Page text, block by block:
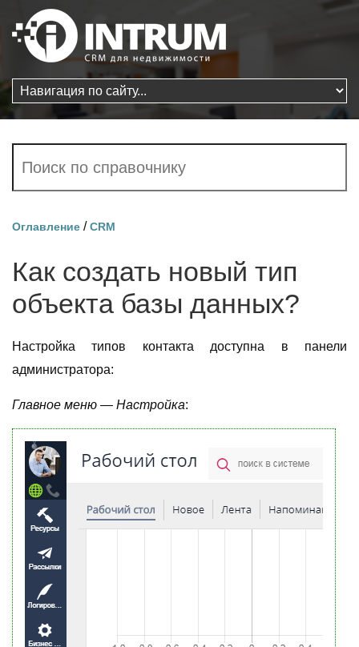
Оглавление /CRM
Как создать новый тип
объекта базы данных?
Настройка типов контакта доступна в панели
администратора:
Главное меню — Настройка: